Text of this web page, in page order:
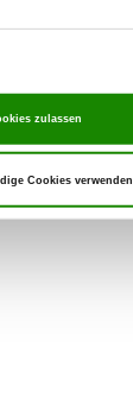
zulassen
Cookies verwenden